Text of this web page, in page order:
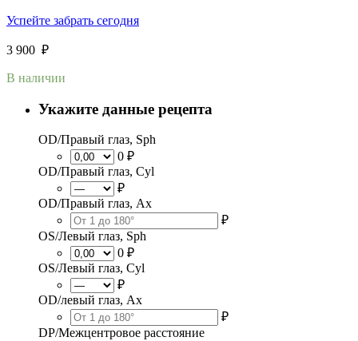
Успейте забрать сегодня
3 900 ₽
В наличии
Укажите данные рецепта
OD/Правый глаз, Sph
0 ₽
OD/Правый глаз, Cyl
₽
OD/Правый глаз, Ax
₽
OS/Левый глаз, Sph
0 ₽
OS/Левый глаз, Cyl
₽
OD/левый глаз, Ax
₽
DP/Межцентровое расстояние